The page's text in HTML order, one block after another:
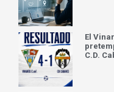
El
C.D.